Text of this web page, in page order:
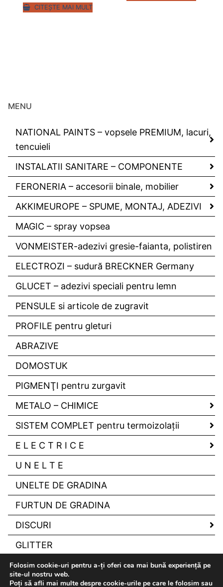
CITEȘTE MAI MULT
MENU
NATIONAL PAINTS – vopsele PREMIUM, lacuri,
tencuieli
INSTALATII SANITARE – COMPONENTE
FERONERIA – accesorii binale, mobilier
AKKIMEUROPE – SPUME, MONTAJ, ADEZIVI
MAGIC – spray vopsea
VONMEISTER-adezivi gresie-faianta, polistiren
ELECTROZI – sudură BRECKNER Germany
GLUCET – adezivi speciali pentru lemn
PENSULE si articole de zugravit
PROFILE pentru gleturi
ABRAZIVE
DOMOSTUK
PIGMENŢI pentru zurgavit
METALO – CHIMICE
SISTEM COMPLET pentru termoizolaţii
E L E C T R I C E
U N E L T E
UNELTE DE GRADINA
FURTUN DE GRADINA
DISCURI
GLITTER
Folosim cookie-uri pentru a-ți oferi cea mai bună experiență pe
site-ul nostru web.
Poți să afli mai multe despre cookie-urile pe care le folosim sau